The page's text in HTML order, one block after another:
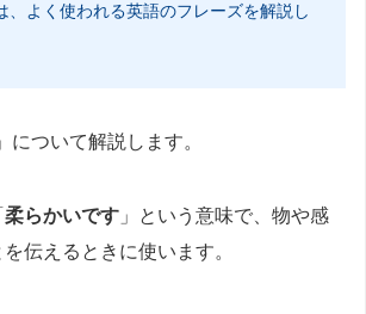
、よく使われる英語のフレーズを解説し
」について解説します。
柔らかいです 」という意味で、物や感
伝えるときに使います。